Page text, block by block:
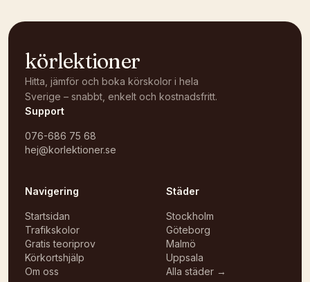
körlektioner
Hitta, jämför och boka körskolor i hela
Sverige – snabbt, enkelt och kostnadsfritt.
Support
076-686 75 68
hej@korlektioner.se
Navigering
Startsidan
Trafikskolor
Gratis teoriprov
Körkortshjälp
Om oss
Städer
Stockholm
Göteborg
Malmö
Uppsala
Alla städer →